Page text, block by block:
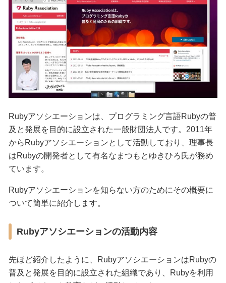
Rubyアソシエーションは、プログラミング言語Rubyの普
及と発展を目的に設立された一般財団法人です。2011年
からRubyアソシエーションとして活動しており、理事長
はRubyの開発者として有名なまつもとゆきひろ氏が務め
ています。
Rubyアソシエーションを知らない方のためにその概要に
ついて簡単に紹介します。
Rubyアソシエーションの活動内容
先ほど紹介したように、RubyアソシエーションはRubyの
普及と発展を目的に設立された組織であり、Rubyを利用